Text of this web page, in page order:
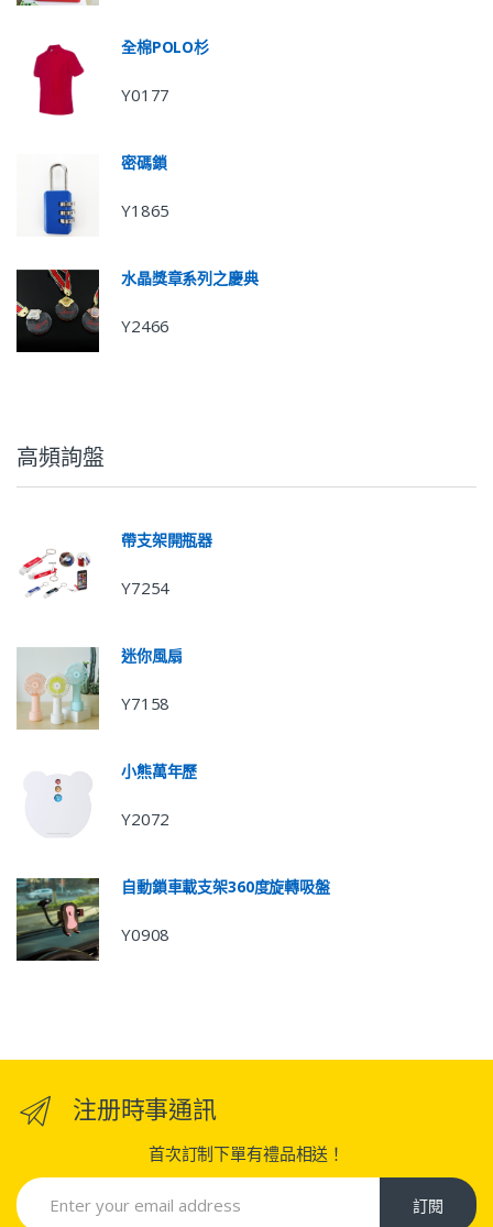
全棉POLO杉
Y0177
密碼鎖
Y1865
水晶獎章系列之慶典
Y2466
高頻詢盤
帶支架開瓶器
Y7254
迷你風扇
Y7158
小熊萬年歷
Y2072
自動鎖車載支架360度旋轉吸盤
Y0908
注册時事通訊
首次訂制下單有禮品相送！
訂閱